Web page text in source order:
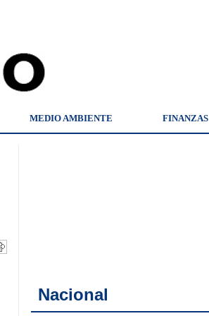
MEDIO AMBIENTE FINANZAS
Nacional